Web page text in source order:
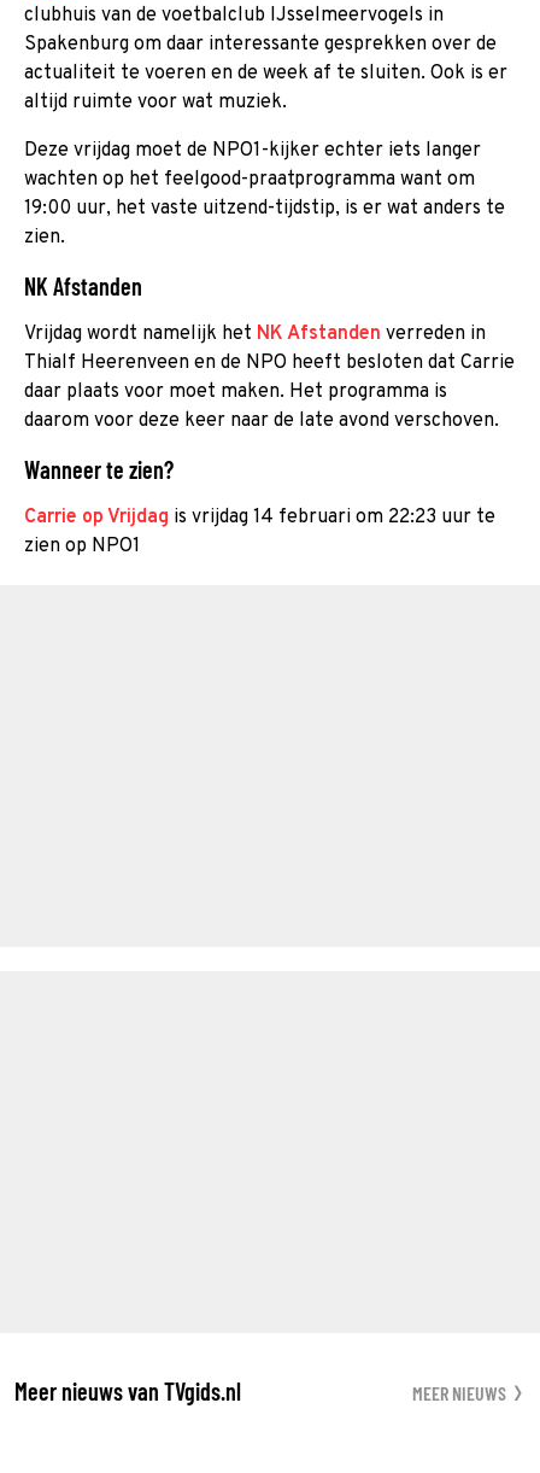
clubhuis van de voetbalclub IJsselmeervogels in
Spakenburg om daar interessante gesprekken over de
actualiteit te voeren en de week af te sluiten. Ook is er
altijd ruimte voor wat muziek.
Deze vrijdag moet de NPO1-kijker echter iets langer
wachten op het feelgood-praatprogramma want om
19:00 uur, het vaste uitzend-tijdstip, is er wat anders te
zien.
NK Afstanden
Vrijdag wordt namelijk het NK Afstanden verreden in
Thialf Heerenveen en de NPO heeft besloten dat Carrie
daar plaats voor moet maken. Het programma is
daarom voor deze keer naar de late avond verschoven.
Wanneer te zien?
Carrie op Vrijdag is vrijdag 14 februari om 22:23 uur te
zien op NPO1
Meer nieuws van TVgids.nl MEER NIEUWS